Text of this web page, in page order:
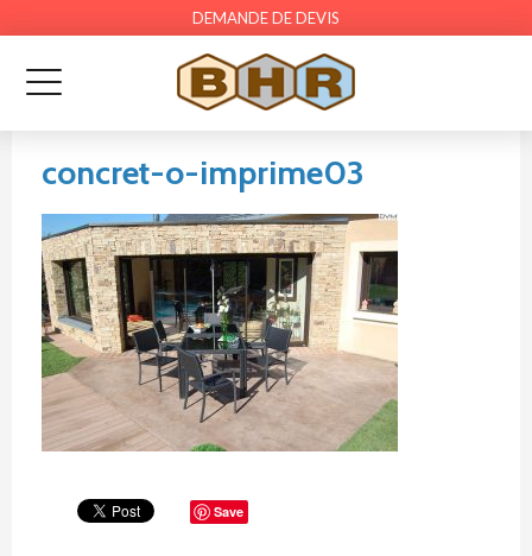
DEMANDE DE DEVIS
concret-o-imprime03
Save